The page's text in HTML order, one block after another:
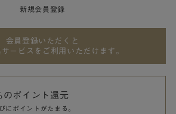
新規会員登録
会員登録いただくと
ービスをご利用いただけます。
のポイント還元
にポイントがたまる。